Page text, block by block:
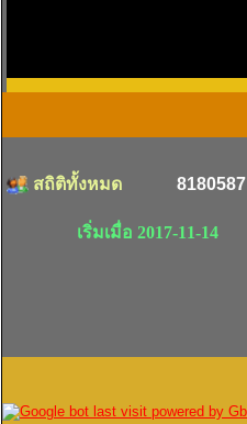
สถิติทั้งหมด 8180587
เริ่มเมื่อ 2017-11-14